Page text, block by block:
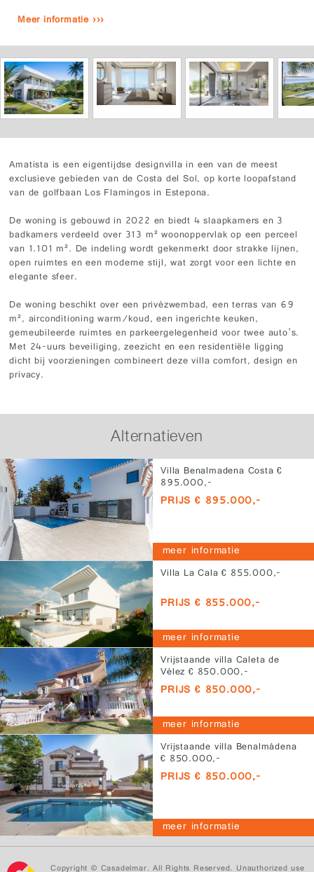
Meer informatie ›››
Amatista is een eigentijdse designvilla in een van de meest
exclusieve gebieden van de Costa del Sol, op korte loopafstand
van de golfbaan Los Flamingos in Estepona.
De woning is gebouwd in 2022 en biedt 4 slaapkamers en 3
badkamers verdeeld over 313 m² woonoppervlak op een perceel
van 1.101 m². De indeling wordt gekenmerkt door strakke lijnen,
open ruimtes en een moderne stijl, wat zorgt voor een lichte en
elegante sfeer.
De woning beschikt over een privézwembad, een terras van 69
m², airconditioning warm/koud, een ingerichte keuken,
gemeubileerde ruimtes en parkeergelegenheid voor twee auto’s.
Met 24-uurs beveiliging, zeezicht en een residentiële ligging
dicht bij voorzieningen combineert deze villa comfort, design en
privacy.
Alternatieven
Villa Benalmadena Costa €
895.000,-
PRIJS € 895.000,-
meer informatie
Villa La Cala € 855.000,-
PRIJS € 855.000,-
meer informatie
Vrijstaande villa Caleta de
Vélez € 850.000,-
PRIJS € 850.000,-
meer informatie
Vrijstaande villa Benalmádena
€ 850.000,-
PRIJS € 850.000,-
meer informatie